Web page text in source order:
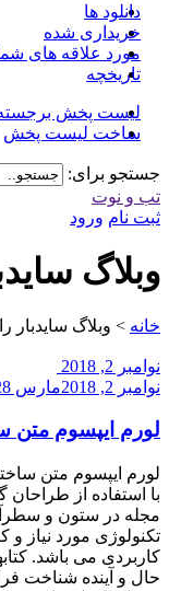
دانلود ها
خریداری شده
مورد علاقه های
تاریخچه
لیست پخش
ساخت لیست پخش
جستجو برای:
تب و نوت
ثبت نام ورود
وبلاگ
خانه > وبلاگ سایدبار
نوامبر 2, 2018
نوامبر 2, 2018
مارس 28, 2019
لورم ایپسوم متن
لورم ایپسوم متن
با استفاده از
مجله در ستون و
تکنولوژی مورد نیاز و
کاربردی می باشد.
حال و آینده شناخت